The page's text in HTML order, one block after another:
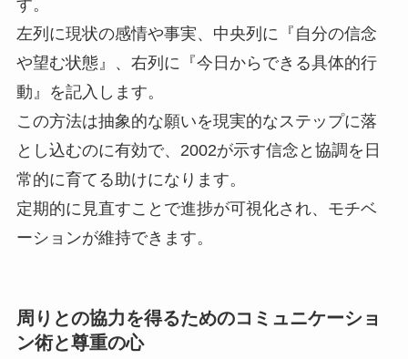
す。
左列に現状の感情や事実、中央列に『自分の信念
や望む状態』、右列に『今日からできる具体的行
動』を記入します。
この方法は抽象的な願いを現実的なステップに落
とし込むのに有効で、2002が示す信念と協調を日
常的に育てる助けになります。
定期的に見直すことで進捗が可視化され、モチベ
ーションが維持できます。
周りとの協力を得るためのコミュニケーショ
ン術と尊重の心